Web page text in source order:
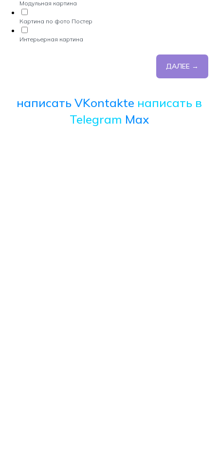
Модульная картина
Картина по фото Постер
Интерьерная картина
ДАЛЕЕ →
написать VKontakte написать в
Telegram Max